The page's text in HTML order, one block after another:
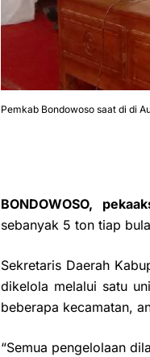
Pemkab Bondowoso saat di di
BONDOWOSO,
sebanyak 5 ton tiap
Sekretaris Daerah
dikelola melalui satu
beberapa kecamatan,
“Semua pengelolaan